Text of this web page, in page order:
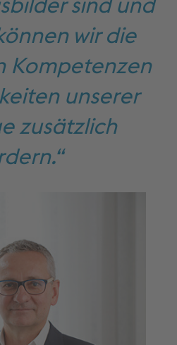
wir die
Kompetenzen
unserer
zusätzlich